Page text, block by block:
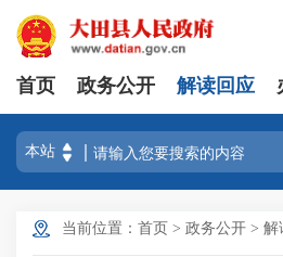
首页 政务公开 解读回应
当前位置： 首页 > 政务公开 > 解